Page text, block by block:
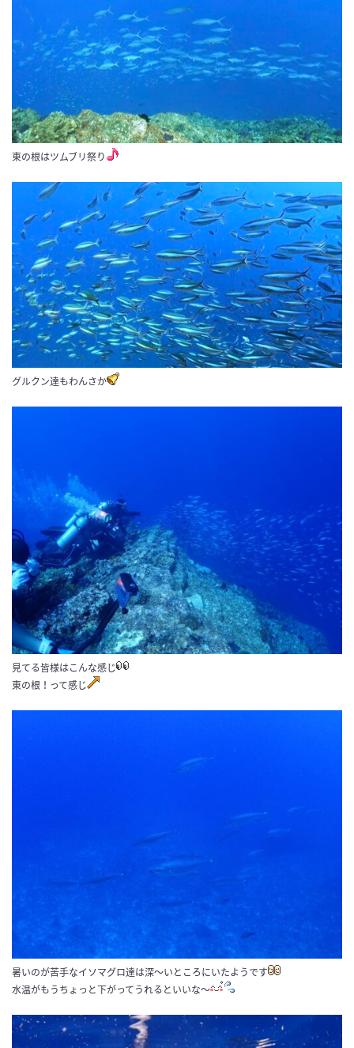
東の根はツムブリ祭り
グルクン達もわんさか
見てる皆様はこんな感じ
東の根！って感じ
暑いのが苦手なイソマグロ達は深～いところにいたようです
水温がもうちょっと下がってうれるといいな～